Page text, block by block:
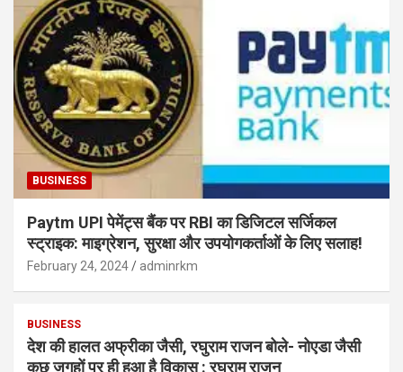
BUSINESS
Paytm UPI पेमेंट्स बैंक पर RBI का डिजिटल सर्जिकल
स्ट्राइक: माइग्रेशन, सुरक्षा और उपयोगकर्ताओं के लिए सलाह!
February 24, 2024 adminrkm
BUSINESS
देश की हालत अफ्रीका जैसी, रघुराम राजन बोले- नोएडा जैसी
कुछ जगहों पर ही हुआ है विकास : रघुराम राजन